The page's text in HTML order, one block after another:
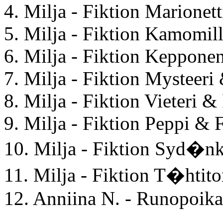
4. Milja - Fiktion
5. Milja - Fiktion
6. Milja - Fiktion
7. Milja - Fiktion Mysteeri
8. Milja - Fiktion Vieteri &
9. Milja - Fiktion Peppi &
10. Milja - Fiktion
11. Milja - Fiktion
12. Anniina N. -